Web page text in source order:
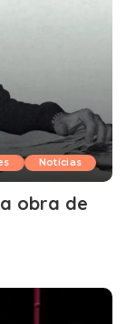
Notícias
obra de